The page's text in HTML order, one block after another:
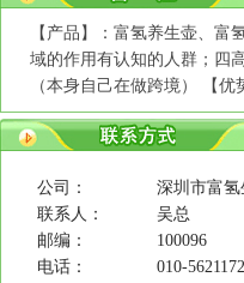
【产品】：富氢养生壶、
域的作用有认知的人群；四
（本身自己在做跨境） 【
公司：
深圳市富氢
联系人：
吴总
邮编：
100096
电话：
010-